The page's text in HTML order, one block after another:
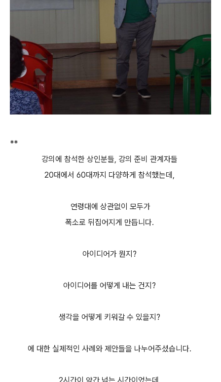
**
강의에 참석한 상인분들, 강의 준비 관계자들
20대에서 60대까지 다양하게 참석했는데,
연령대에 상관없이 모두가
폭소로 뒤집어지게 만듭니다.
아이디어가 뭔지?
아이디어를 어떻게 내는 건지?
생각을 어떻게 키워갈 수 있을지?
에 대한 실제적인 사례와 제안들을 나누어주셨습니다.